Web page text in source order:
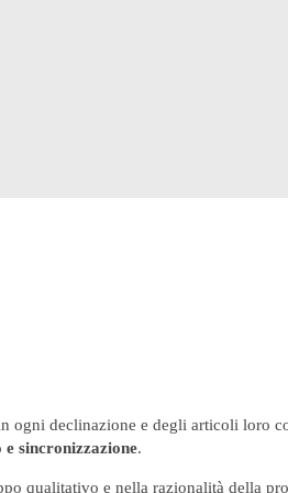
ogni declinazione e degli articoli loro
sincronizzazione.
qualitativo e nella razionalità della